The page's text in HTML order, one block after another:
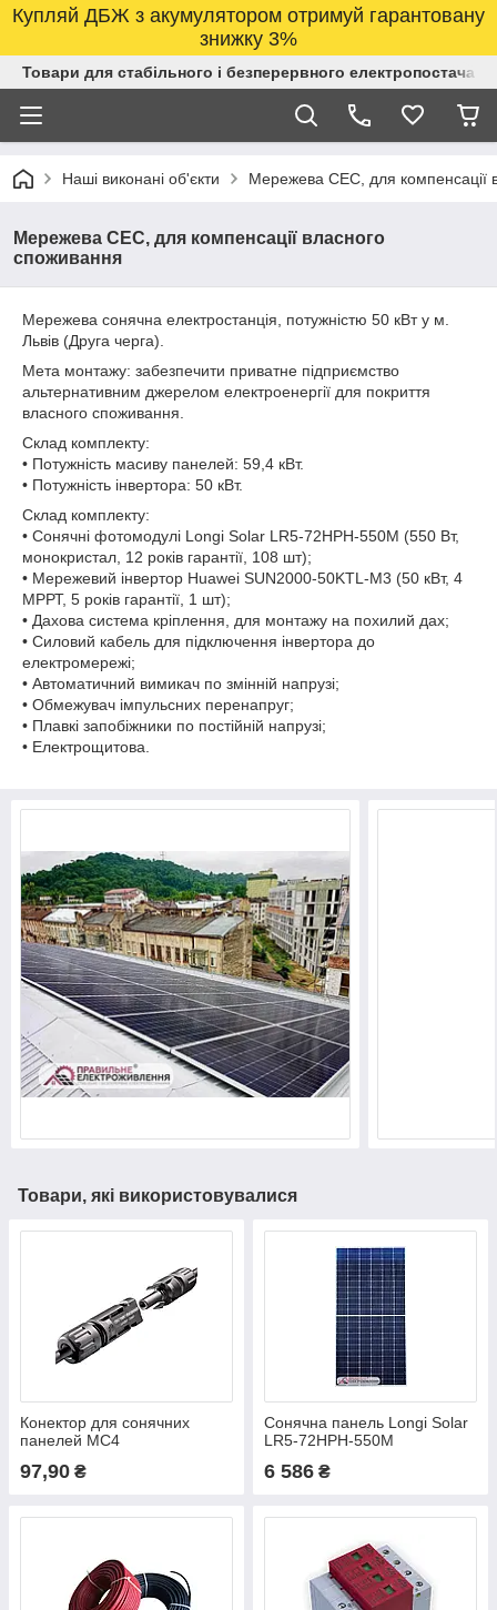
Купляй ДБЖ з акумулятором отримуй гарантовану
знижку 3%
Товари для стабільного і безперервного
Наші виконані об'єкти Мережева СЕС, для компенсації
Мережева СЕС, для компенсації власного
споживання
Мережева сонячна електростанція, потужністю 50 кВт у м.
Львів (Друга черга).
Мета монтажу: забезпечити приватне підприємство
альтернативним джерелом електроенергії для покриття
власного споживання.
Склад комплекту:
• Потужність масиву панелей: 59,4 кВт.
• Потужність інвертора: 50 кВт.
Склад комплекту:
• Сонячні фотомодулі Longi Solar LR5-72HPH-550M (550 Вт,
монокристал, 12 років гарантії, 108 шт);
• Мережевий інвертор Huawei SUN2000-50KTL-M3 (50 кВт, 4
МРРТ, 5 років гарантії, 1 шт);
• Дахова система кріплення, для монтажу на похилий дах;
• Силовий кабель для підключення інвертора до
електромережі;
• Автоматичний вимикач по змінній напрузі;
• Обмежувач імпульсних перенапруг;
• Плавкі запобіжники по постійній напрузі;
• Електрощитова.
Товари, які використовувалися
Конектор для сонячних
панелей MC4
97,90 ₴
Сонячна панель Longi Solar
LR5-72HPH-550M
6 586 ₴